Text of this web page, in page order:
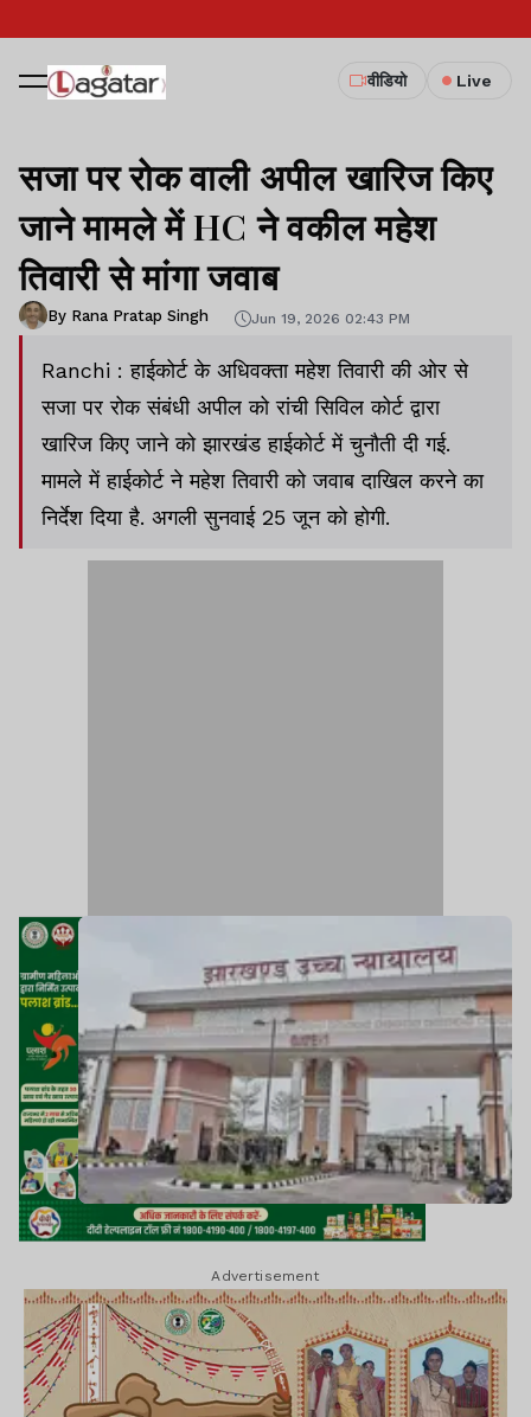
वीडियो Live
सजा पर रोक वाली अपील खारिज किए
जाने मामले में HC ने वकील महेश
तिवारी से मांगा जवाब
By Rana Pratap Singh Jun 19, 2026 02:43 PM
Ranchi : हाईकोर्ट के अधिवक्ता महेश तिवारी की ओर से
सजा पर रोक संबंधी अपील को रांची सिविल कोर्ट द्वारा
खारिज किए जाने को झारखंड हाईकोर्ट में चुनौती दी गई.
मामले में हाईकोर्ट ने महेश तिवारी को जवाब दाखिल करने का
निर्देश दिया है. अगली सुनवाई 25 जून को होगी.
Advertisement